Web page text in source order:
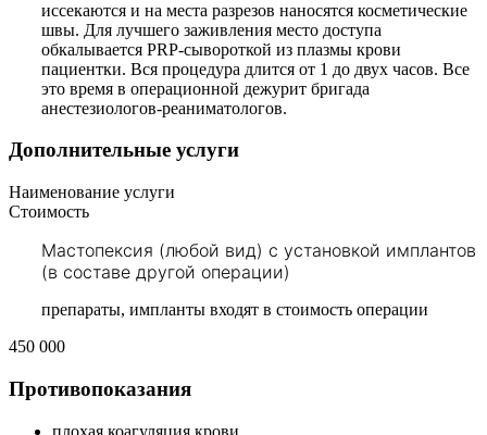
иссекаются и на места разрезов наносятся косметические
швы. Для лучшего заживления место доступа
обкалывается PRP-сывороткой из плазмы крови
пациентки. Вся процедура длится от 1 до двух часов. Все
это время в операционной дежурит бригада
анестезиологов-реаниматологов.
Дополнительные услуги
Наименование услуги
Стоимость
Мастопексия (любой вид) с установкой имплантов
(в составе другой операции)
препараты, импланты входят в стоимость операции
450 000
Противопоказания
плохая коагуляция крови